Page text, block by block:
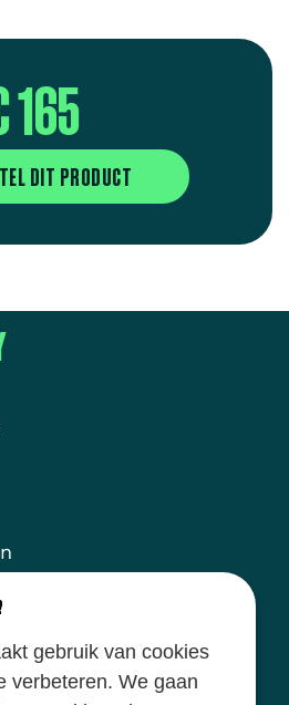
165
DIT PRODUCT
Missie
Nieuws
gebruik van cookies
verbeteren. We gaan